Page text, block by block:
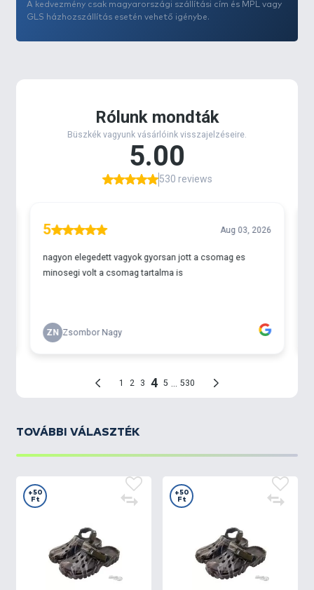
A kedvezmény csak magyarországi szállítási cím és MPL vagy
GLS házhozszállítás esetén vehető igénybe.
TOVÁBBI VÁLASZTÉK
+50
Ft
+50
Ft